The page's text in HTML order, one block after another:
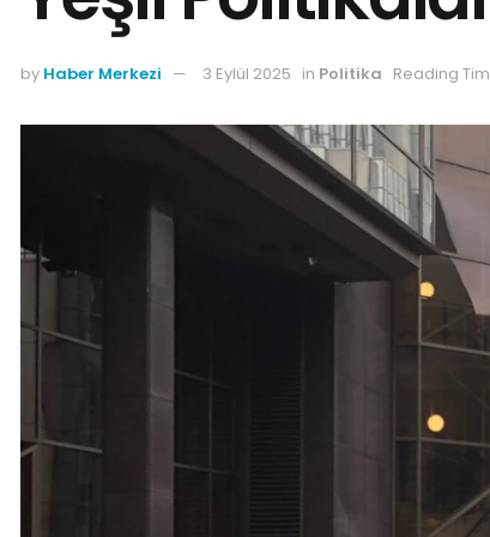
by Haber Merkezi 3 Eylül 2025 in Politika Reading